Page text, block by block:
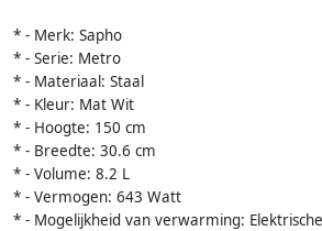
* - Merk: Sapho
* - Serie: Metro
* - Materiaal: Staal
* - Kleur: Mat Wit
* - Hoogte: 150 cm
* - Breedte: 30.6 cm
* - Volume: 8.2 L
* - Vermogen: 643 Watt
* - Mogelijkheid van verwarming: